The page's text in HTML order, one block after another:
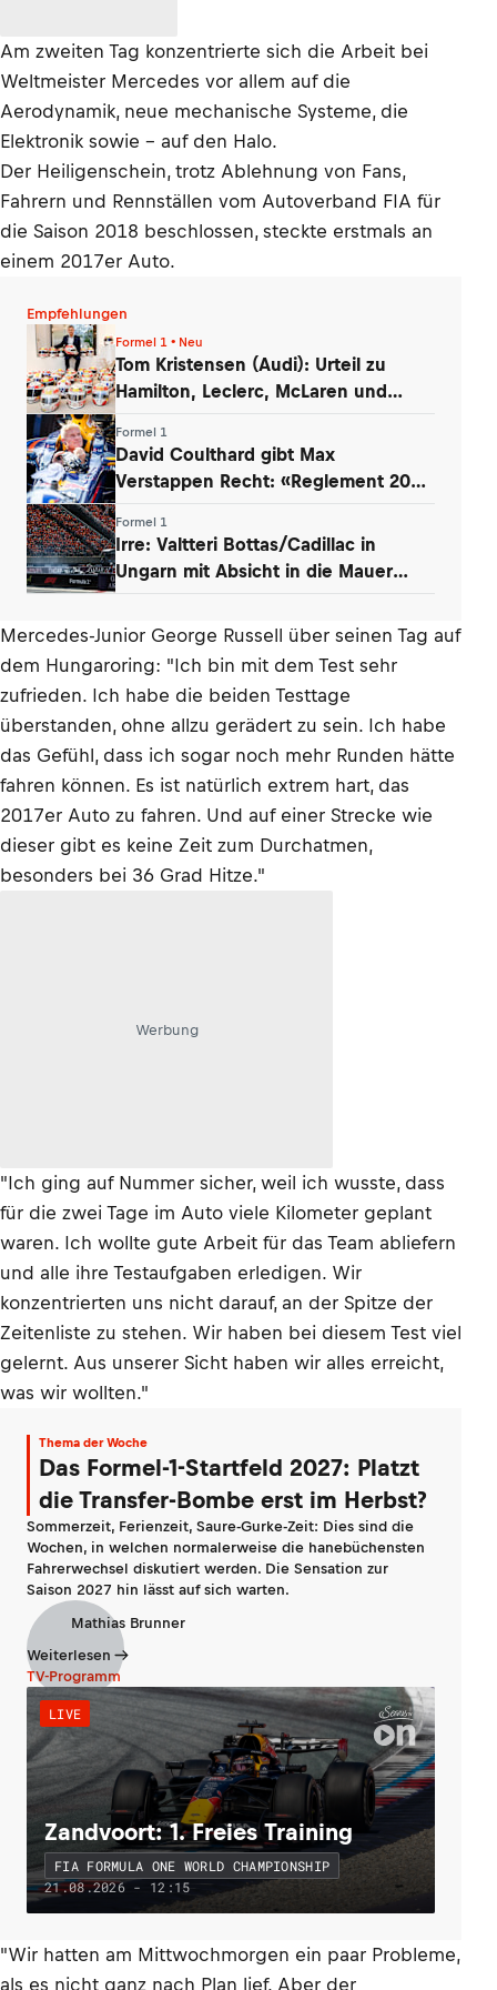
Am zweiten Tag konzentrierte sich die Arbeit bei
Weltmeister Mercedes vor allem auf die
Aerodynamik, neue mechanische Systeme, die
Elektronik sowie – auf den Halo.
Der Heiligenschein, trotz Ablehnung von Fans,
Fahrern und Rennställen vom Autoverband FIA für
die Saison 2018 beschlossen, steckte erstmals an
einem 2017er Auto.
Empfehlungen
Formel 1 • Neu
Tom Kristensen (Audi): Urteil zu
Hamilton, Leclerc, McLaren und
Formel 1
David Coulthard gibt Max
Verstappen Recht: «Reglement 2026
Formel 1
Irre: Valtteri Bottas/Cadillac in
Ungarn mit Absicht in die Mauer
Mercedes-Junior George Russell über seinen Tag auf
dem Hungaroring: "Ich bin mit dem Test sehr
zufrieden. Ich habe die beiden Testtage
überstanden, ohne allzu gerädert zu sein. Ich habe
das Gefühl, dass ich sogar noch mehr Runden hätte
fahren können. Es ist natürlich extrem hart, das
2017er Auto zu fahren. Und auf einer Strecke wie
dieser gibt es keine Zeit zum Durchatmen,
besonders bei 36 Grad Hitze."
Werbung
"Ich ging auf Nummer sicher, weil ich wusste, dass
für die zwei Tage im Auto viele Kilometer geplant
waren. Ich wollte gute Arbeit für das Team abliefern
und alle ihre Testaufgaben erledigen. Wir
konzentrierten uns nicht darauf, an der Spitze der
Zeitenliste zu stehen. Wir haben bei diesem Test viel
gelernt. Aus unserer Sicht haben wir alles erreicht,
was wir wollten."
Thema der Woche
Das Formel-1-Startfeld 2027: Platzt
die Transfer-Bombe erst im Herbst?
Sommerzeit, Ferienzeit, Saure-Gurke-Zeit: Dies sind die
Wochen, in welchen normalerweise die hanebüchensten
Fahrerwechsel diskutiert werden. Die Sensation zur
Saison 2027 hin lässt auf sich warten.
Mathias Brunner
Weiterlesen
TV-Programm
LIVE
Zandvoort: 1. Freies Training
FIA FORMULA ONE WORLD CHAMPIONSHIP
21.08.2026 - 12:15
"Wir hatten am Mittwochmorgen ein paar Probleme,
als es nicht ganz nach Plan lief. Aber der